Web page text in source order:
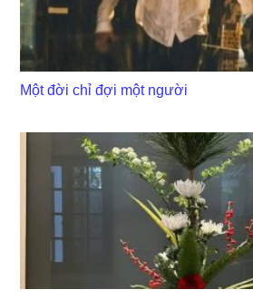
Một đời chỉ đợi một người